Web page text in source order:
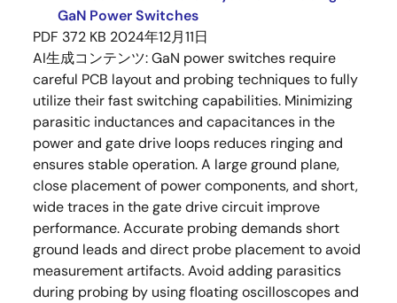
GaN Power Switches
PDF 372 KB 2024年12月11日
AI生成コンテンツ:GaN power switches require
careful PCB layout and probing techniques to fully
utilize their fast switching capabilities. Minimizing
parasitic inductances and capacitances in the
power and gate drive loops reduces ringing and
ensures stable operation. A large ground plane,
close placement of power components, and short,
wide traces in the gate drive circuit improve
performance. Accurate probing demands short
ground leads and direct probe placement to avoid
measurement artifacts. Avoid adding parasitics
during probing by using floating oscilloscopes and